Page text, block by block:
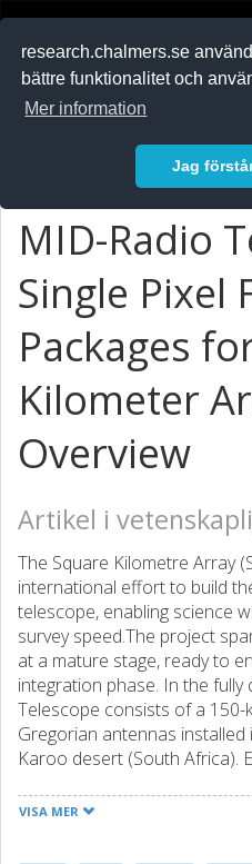
research.chalmers.se
bättre funktionalitet och
Mer information
Jag
MID-Radio
Single Pixel
Packages
Kilometer
Overview
Artikel i
The Square Kilometre Array
international effort to build
telescope, enabling science
survey speed.The project
at a mature stage, ready to
integration phase. In the
Telescope consists of a
Gregorian antennas
Karoo desert (South Africa).
the sub-reflector focus by a
VISA MER